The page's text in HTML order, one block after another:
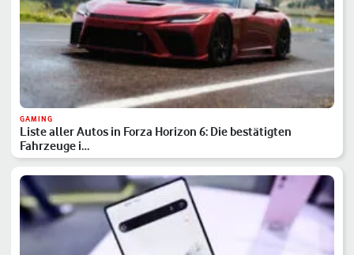
GAMING
Liste aller Autos in Forza Horizon 6: Die bestätigten
Fahrzeuge i…